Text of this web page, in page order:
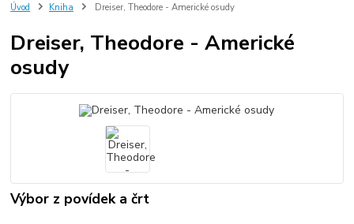
Úvod Kniha Dreiser, Theodore - Americké osudy
Dreiser, Theodore - Americké
osudy
Výbor z povídek a črt